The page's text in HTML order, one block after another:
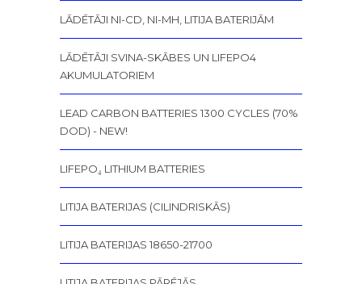
LĀDĒTĀJI NI-CD, NI-MH, LITIJA BATERIJĀM
LĀDĒTĀJI SVINA-SKĀBES UN LIFEPO4
AKUMULATORIEM
LEAD CARBON BATTERIES 1300 CYCLES (70%
DOD) - NEW!
LIFEPO₄ LITHIUM BATTERIES
LITIJA BATERIJAS (CILINDRISKĀS)
LITIJA BATERIJAS 18650-21700